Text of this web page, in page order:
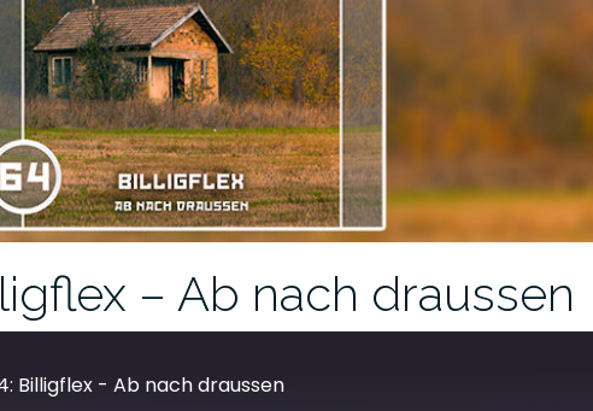
– Ab nach draussen
Billigflex - Ab nach draussen